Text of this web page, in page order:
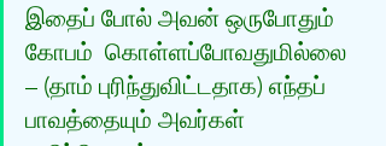
இதைப் போல் அவன் ஒருபோதும்
கோபம்  கொள்ளப்போவதுமில்லை
– (தாம் புரிந்துவிட்டதாக) எந்தப்
பாவத்தையும் அவர்கள்